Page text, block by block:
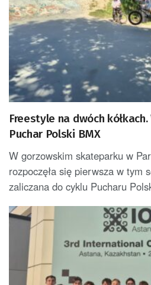
Freestyle na dwóch
Puchar Polski BMX
W gorzowskim skateparku w
rozpoczęła się pierwsza w tym
zaliczana do cyklu Pucharu